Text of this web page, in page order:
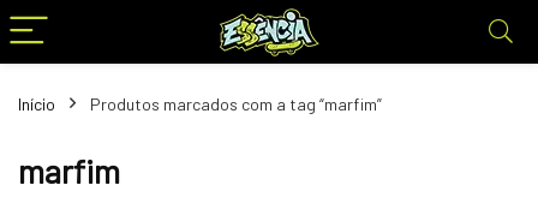
Início Produtos marcados com a tag “marfim”
marfim